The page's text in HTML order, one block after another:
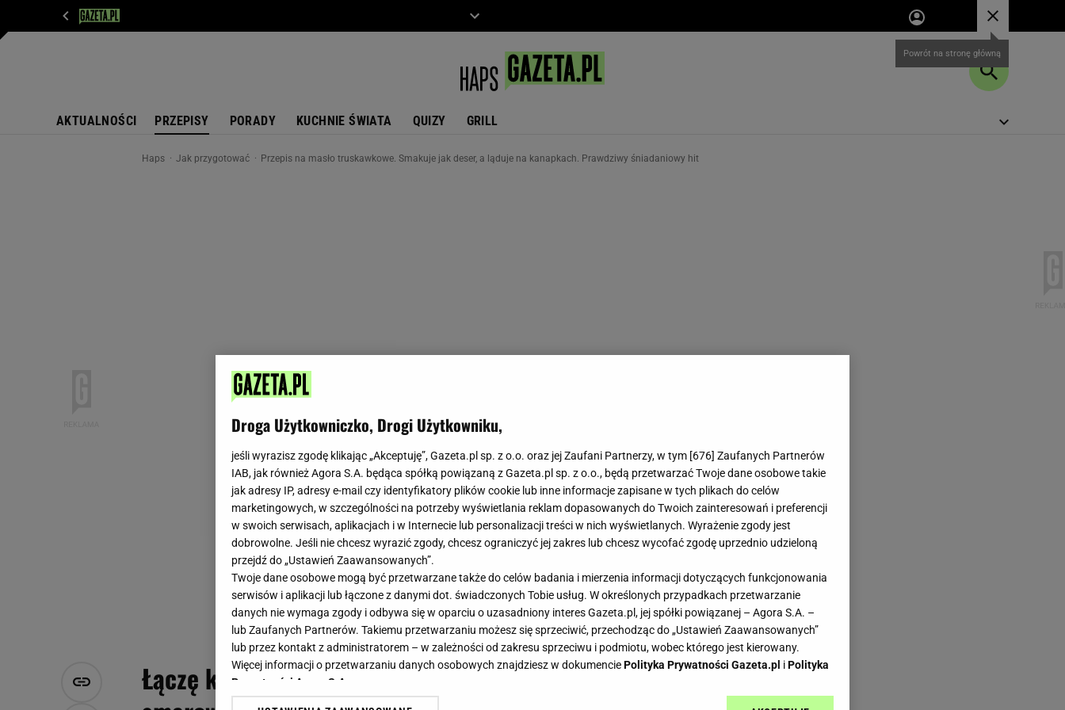
AKTUALNOŚCI PRZEPISY PORADY KUCHNIE ŚWIATA QUIZY GRILL
Haps Jak przygotować Przepis na masło truskawkowe. Smakuje jak deser, a ląduje na kanapkach. Prawdziwy śniadaniowy hit
Łączę kostkę masła i sezonowy owoc. Robię różowe
Droga Użytkowniczko, Drogi Użytkowniku,
jeśli wyrazisz zgodę klikając „Akceptuję”, Gazeta.pl sp. z o.o. oraz jej Zaufani Partnerzy, w tym [676] Zaufanych Partnerów
IAB, jak również Agora S.A. będąca spółką powiązaną z Gazeta.pl sp. z o.o., będą przetwarzać Twoje dane osobowe takie
jak adresy IP, adresy e-mail czy identyfikatory plików cookie lub inne informacje zapisane w tych plikach do celów
marketingowych, w szczególności na potrzeby wyświetlania reklam dopasowanych do Twoich zainteresowań i preferencji
w swoich serwisach, aplikacjach i w Internecie lub personalizacji treści w nich wyświetlanych. Wyrażenie zgody jest
dobrowolne. Jeśli nie chcesz wyrazić zgody, chcesz ograniczyć jej zakres lub chcesz wycofać zgodę uprzednio udzieloną
przejdź do „Ustawień Zaawansowanych”.
Twoje dane osobowe mogą być przetwarzane także do celów badania i mierzenia informacji dotyczących funkcjonowania
serwisów i aplikacji lub łączone z danymi dot. świadczonych Tobie usług. W określonych przypadkach przetwarzanie
danych nie wymaga zgody i odbywa się w oparciu o uzasadniony interes Gazeta.pl, jej spółki powiązanej – Agora S.A. –
lub Zaufanych Partnerów. Takiemu przetwarzaniu możesz się sprzeciwić, przechodząc do „Ustawień Zaawansowanych”
lub przez kontakt z administratorem – w zależności od zakresu sprzeciwu i podmiotu, wobec którego jest kierowany.
Więcej informacji o przetwarzaniu danych osobowych znajdziesz w dokumenciePolityka Prywatności Gazeta.pl iPolityka
Prywatności Agora S.A.